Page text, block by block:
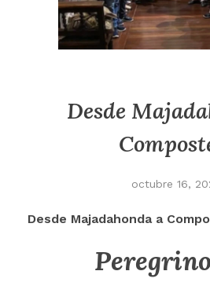
Desde
octubre 16,
Desde Majadahonda a